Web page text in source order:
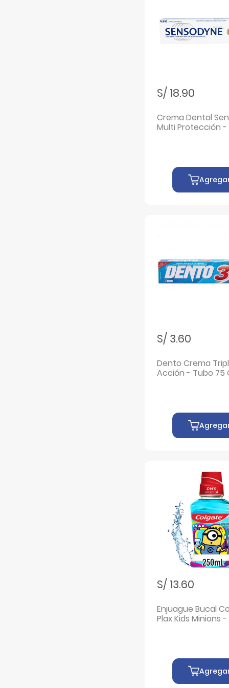
S/ 18.90
Crema Dental
Multi Protección -
S/ 3.60
Dento Crema
Acción - Tubo 75
S/ 13.60
Enjuague Bucal
Plax Kids Minions